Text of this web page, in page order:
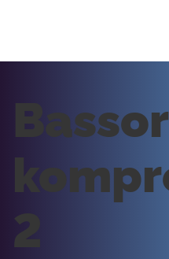
2